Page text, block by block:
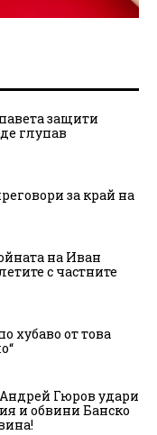
защити
глупав
за край на
на Иван
с частните
хубаво от това
Гюров удари
и обвини Банско